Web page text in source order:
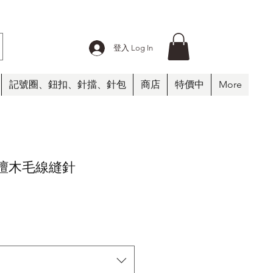
登入 Log In
記號圈、鈕扣、針擋、針包 商店 特價中 More
木毛線縫針